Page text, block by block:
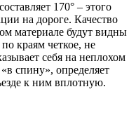
170° – этого
на дороге. Качество
материале будут видны
краям четкое, не
себя на неплохом
спину», определяет
к ним вплотную.